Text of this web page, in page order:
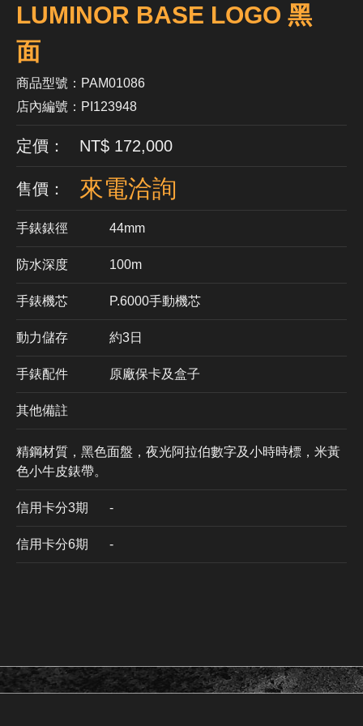
LUMINOR BASE LOGO 黑
面
商品型號：PAM01086
店內編號：PI123948
定價： NT$ 172,000
售價： 來電洽詢
手錶錶徑 44mm
防水深度 100m
手錶機芯 ​P.6000手動機芯
動力儲存 約3日
手錶配件 原廠保卡及盒子
其他備註
精鋼材質，黑色面盤，夜光阿拉伯數字及小時時標，米黃
色小牛皮錶帶。
信用卡分3期 ​-
信用卡分6期 -